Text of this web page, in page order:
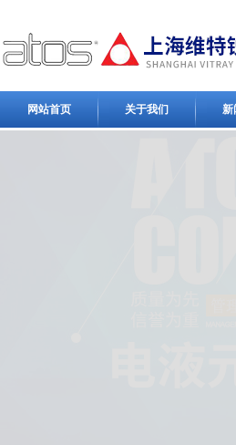
网站首页 关于我们 新